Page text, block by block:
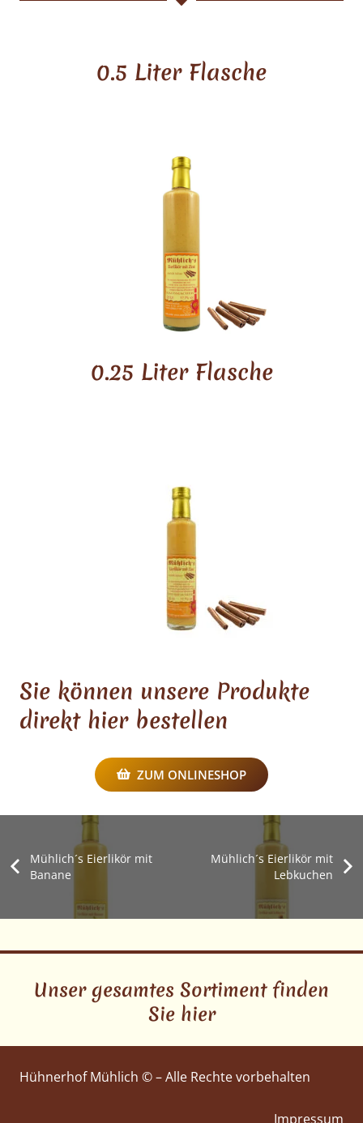
0.5 Liter Flasche
0.25 Liter Flasche
Sie können unsere Produkte
direkt hier bestellen
ZUM ONLINESHOP
Mühlich´s Eierlikör mit
Banane
Mühlich´s Eierlikör mit
Lebkuchen
Unser gesamtes Sortiment finden
Sie hier
Hühnerhof Mühlich © – Alle Rechte vorbehalten
Impressum